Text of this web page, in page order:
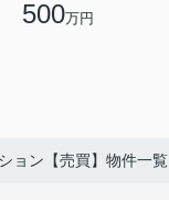
500万円
ョン【売買】物件一覧